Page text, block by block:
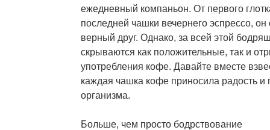
ежедневный компаньон. От первого
последней чашки вечернего эспрессо,
верный друг. Однако, за всей этой
скрываются как положительные, так и
употребления кофе. Давайте вместе
каждая чашка кофе приносила радость
организма.
Больше, чем просто бодрствование